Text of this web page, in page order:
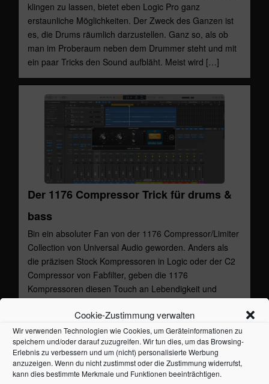
Cookie-Zustimmung verwalten
Wir verwenden Technologien wie Cookies, um Geräteinformationen zu
speichern und/oder darauf zuzugreifen. Wir tun dies, um das Browsing-
Erlebnis zu verbessern und um (nicht) personalisierte Werbung
anzuzeigen. Wenn du nicht zustimmst oder die Zustimmung widerrufst,
kann dies bestimmte Merkmale und Funktionen beeinträchtigen.
klingen zu lassen, bietet eben Logic Pro ganz
erstaunliche Möglichkeiten. Der Zweck des Ganzen ist
es, die Drums räumlich darzustellen. Ganz so, als ob
man im Proberaum neben dem Drummer steht und mit
ein paar Tricks den Sound aufbläht. Meist wird […]
Der 1176 Compressor Trick für drums &
bass
Bin ein absoluter Fan von der 1176 Compressor/Limiter
Collection von Universal Audio geworden. Anders als
die präzisen Stock Kompressoren in Logic oder der C2
Compressor von Fabfilter, geben die 1176
Kompressoren diesen Touch an Lebendigkeit und
Dynamik wider, den programmierte Drums und
Basslines oft vermissen lassen. Mit den richtigen
Handgriffen klingt es tatsächlich so, als ob man neben
einem schnaufenden Drummer und Bassisten sitzt. Also
genau der Sound, den ich für die Produktion der
Frankieband brauche: Einen natürlich klingenden,